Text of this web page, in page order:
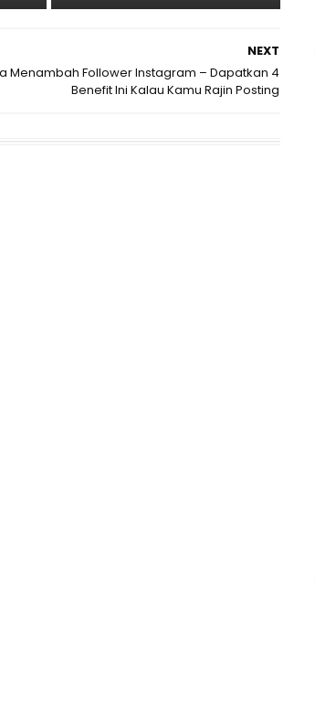
NEXT
Menambah Follower Instagram – Dapatkan 4
Benefit Ini Kalau Kamu Rajin Posting